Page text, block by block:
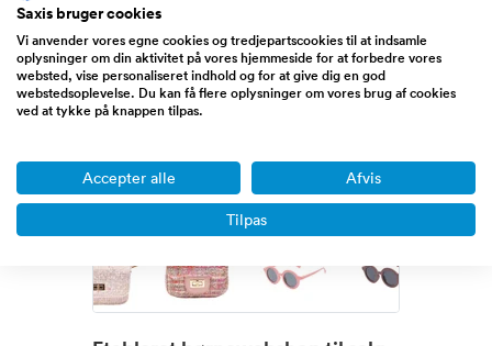
nichewebshop med salg ...
Baldersbuen, Baldersbrønde
Saxis bruger cookies
Vi anvender vores egne cookies og tredjepartscookies til at indsamle
oplysninger om din aktivitet på vores hjemmeside for at forbedre vores
websted, vise personaliseret indhold og for at give dig en god
webstedsoplevelse. Du kan få flere oplysninger om vores brug af cookies
ved at tykke på knappen tilpas.
Accepter alle Afvis
Tilpas